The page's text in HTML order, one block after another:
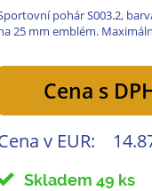
pohár S003.2,
25 mm emblém.
Cena s
v EUR:
Skladem 49 ks